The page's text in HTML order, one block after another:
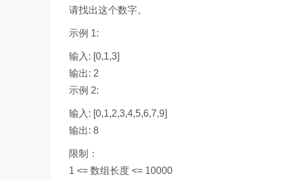
请找出这个数字。
示例 1:
输入: [0,1,3]
输出: 2
示例 2:
输入: [0,1,2,3,4,5,6,7,9]
输出: 8
限制：
1 <= 数组长度 <= 10000